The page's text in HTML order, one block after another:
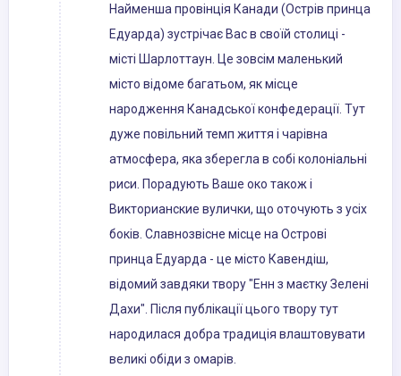
Найменша провінція Канади (Острів принца
Едуарда) зустрічає Вас в своїй столиці -
місті Шарлоттаун. Це зовсім маленький
місто відоме багатьом, як місце
народження Канадської конфедерації. Тут
дуже повільний темп життя і чарівна
атмосфера, яка зберегла в собі колоніальні
риси. Порадують Ваше око також і
Викторианские вулички, що оточують з усіх
боків. Славнозвісне місце на Острові
принца Едуарда - це місто Кавендіш,
відомий завдяки твору "Енн з маєтку Зелені
Дахи". Після публікації цього твору тут
народилася добра традиція влаштовувати
великі обіди з омарів.